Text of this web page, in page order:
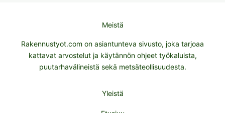
Meistä
Rakennustyot.com on asiantunteva sivusto, joka tarjoaa
kattavat arvostelut ja käytännön ohjeet työkaluista,
puutarhavälineistä sekä metsäteollisuudesta.
Yleistä